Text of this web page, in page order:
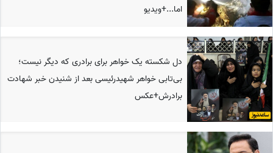
اما...+ویدیو
دل شکسته یک خواهر برای برادری که دیگر نیست؛
بی‌تابی خواهر شهیدرئیسی بعد از شنیدن خبر شهادت
برادرش+عکس